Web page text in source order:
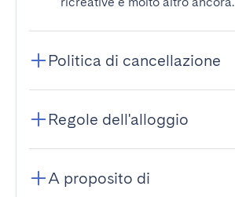
Politica di cancellazione
Regole dell'alloggio
A proposito di